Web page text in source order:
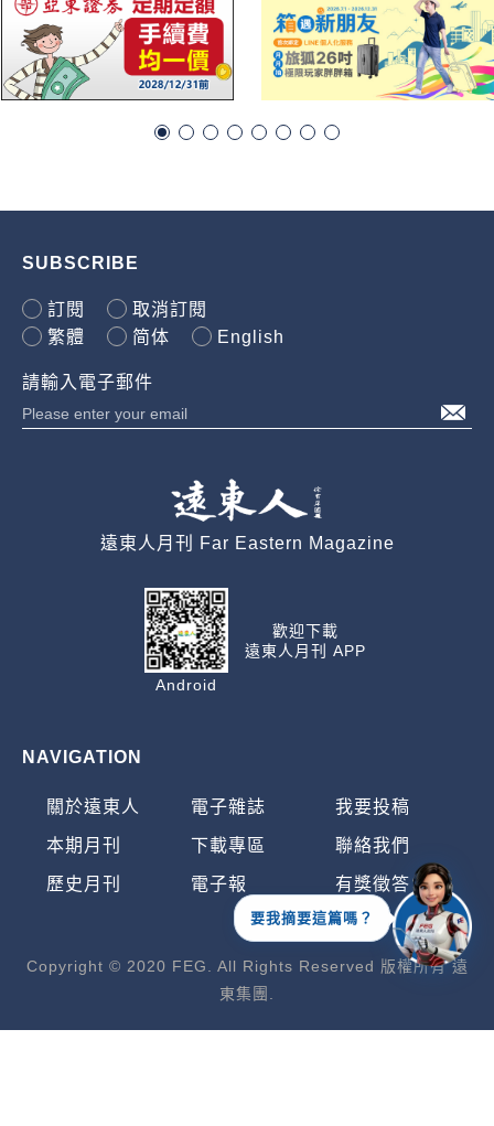
SUBSCRIBE
訂閱
取消訂閱
繁體
简体 English
請輸入電子郵件
遠東人月刊 Far Eastern Magazine
Android
歡迎下載
遠東人月刊 APP
NAVIGATION
關於遠東人 電子雜誌 我要投稿
本期月刊 下載專區 聯絡我們
歷史月刊 電子報 有獎徵答
Copyright © 2020 FEG. All Rights Reserved 版權所有 遠
東集團.
要我摘要這篇嗎？